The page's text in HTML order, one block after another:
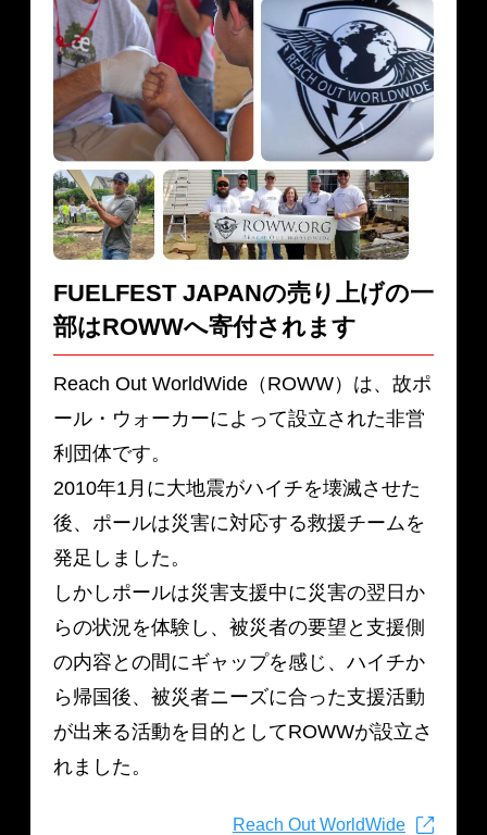
FUELFEST JAPANの売り上げの一
部はROWWへ寄付されます
Reach Out WorldWide（ROWW）は、故ポ
ール・ウォーカーによって設立された非営
利団体です。
2010年1月に大地震がハイチを壊滅させた
後、ポールは災害に対応する救援チームを
発足しました。
しかしポールは災害支援中に災害の翌日か
らの状況を体験し、被災者の要望と支援側
の内容との間にギャップを感じ、ハイチか
ら帰国後、被災者ニーズに合った支援活動
が出来る活動を目的としてROWWが設立さ
れました。
Reach Out WorldWide